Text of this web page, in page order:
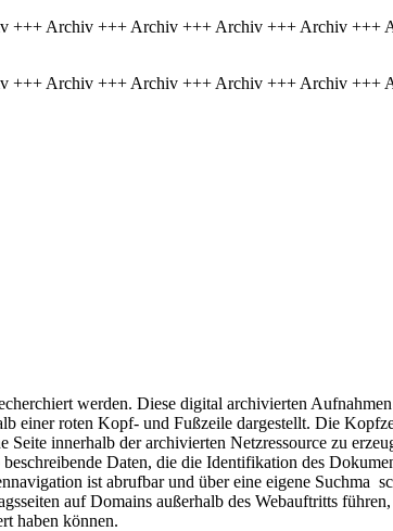
Archiv +++ Archiv +++ Archiv +++ Archiv +++
Archiv +++ Archiv +++ Archiv +++ Archiv +++
werden. Diese digital archivierten
einer roten Kopf- und Fußzeile dargestellt. Die
innerhalb der archivierten Netzressource zu
Daten, die die Identifikation des
ist abrufbar und über eine eigene Suchma
auf Domains außerhalb des Webauftritts
haben können.